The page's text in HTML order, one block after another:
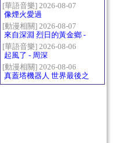
- かたち(Katachi)
[華語音樂] 2026-08-07
像煙火愛過
[動漫相關] 2026-08-07
來自深淵 烈日的黃金鄉 -
Gravity
[華語音樂] 2026-08-06
起風了 - 周深
[動漫相關] 2026-08-06
真蓋塔機器人 世界最後之
日OP2 HEATS